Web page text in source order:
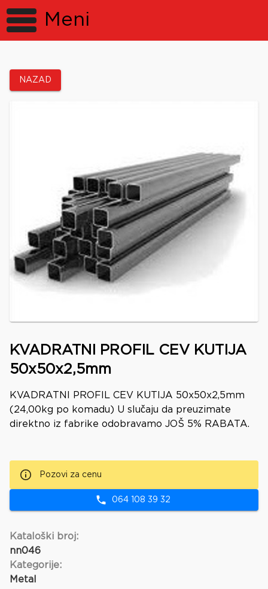
Meni
NAZAD
KVADRATNI PROFIL CEV KUTIJA
50x50x2,5mm
KVADRATNI PROFIL CEV KUTIJA 50x50x2,5mm
(24,00kg po komadu) U slučaju da preuzimate
direktno iz fabrike odobravamo JOŠ 5% RABATA.
Pozovi za cenu
064 108 39 32
Kataloški broj:
nn046
Kategorije:
Metal